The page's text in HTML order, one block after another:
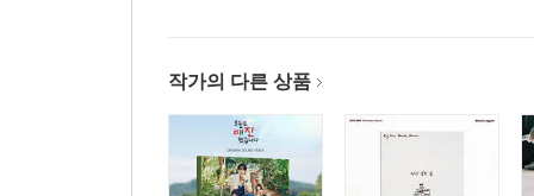
작가의 다른 상품